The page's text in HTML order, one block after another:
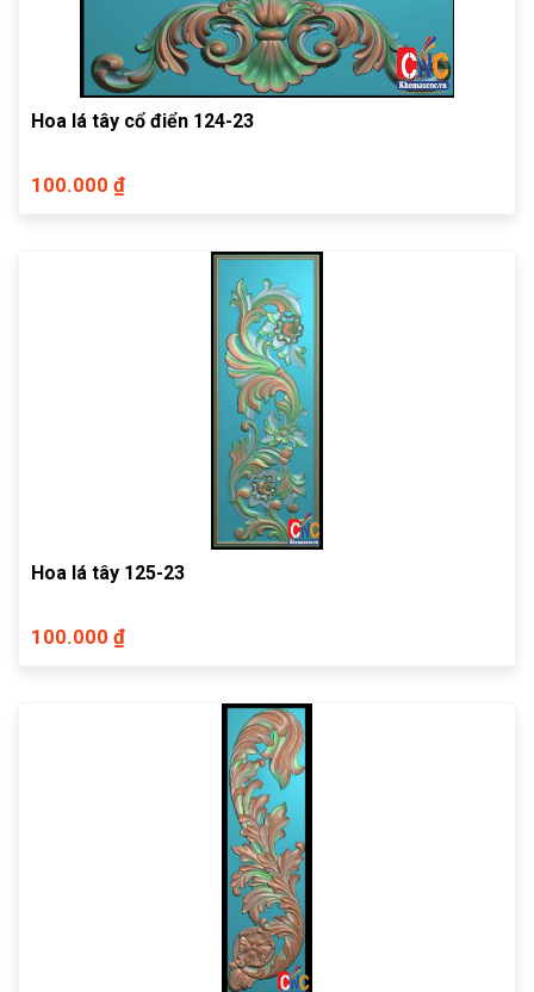
Hoa lá tây cổ điển 124-23
100.000 ₫
Hoa lá tây 125-23
100.000 ₫